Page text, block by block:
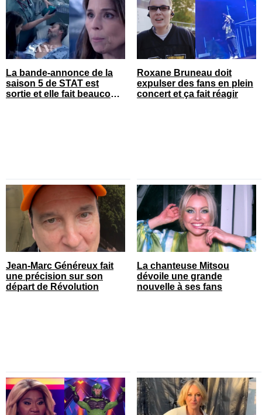
La bande-annonce de la
saison 5 de STAT est
sortie et elle fait beaucoup
Roxane Bruneau doit
expulser des fans en plein
concert et ça fait réagir
Jean-Marc Généreux fait
une précision sur son
départ de Révolution
La chanteuse Mitsou
dévoile une grande
nouvelle à ses fans